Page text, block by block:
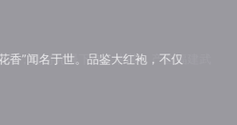
，让时光慢下来。岩茶，产自福建武
骨花香”闻名于世。品鉴大红袍，不仅
顺滑、底蕴绵长而备受茶客青睐。品
中翘楚。其名源于香叶似肉桂，更因
”闻名于世。所谓岩韵，是茶叶在武夷
桂、水仙、大红袍作为岩茶代表，其
，让时光慢下来。岩茶，产自福建武
香”闻名于世。品鉴大红袍，不仅
底蕴绵长而备受茶客青睐。品
。其名源于香叶似肉桂，更因
世。所谓岩韵，是茶叶在武夷
仙、大红袍作为岩茶代表，其
光慢下来。岩茶，产自福建武
闻名于世。品鉴大红袍，不仅
底蕴绵长而备受茶客青睐。品
。其名源于香叶似肉桂，更因
世。所谓岩韵，是茶叶在武夷
仙、大红袍作为岩茶代表，其